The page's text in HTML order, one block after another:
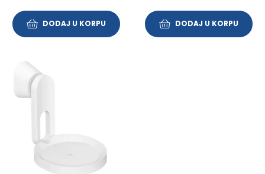
DODAJ U KORPU DODAJ U KORPU